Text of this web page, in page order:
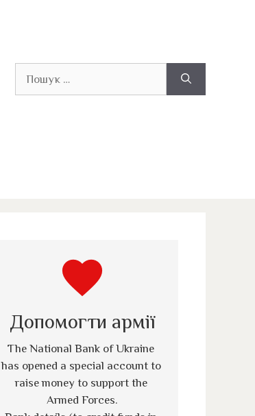
favorite
Допомогти армії
The National Bank of Ukraine
has opened a special account to
raise money to support the
Armed Forces.